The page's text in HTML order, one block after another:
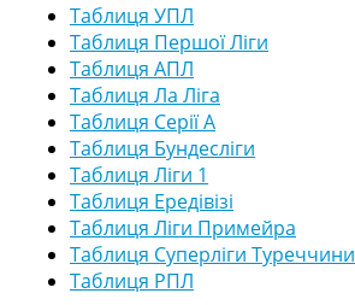
Таблиця УПЛ
Таблиця Першої Ліги
Таблиця АПЛ
Таблиця Ла Ліга
Таблиця Серії А
Таблиця Бундесліги
Таблиця Ліги 1
Таблиця Ередівізі
Таблиця Ліги Примейра
Таблиця Суперліги Туреччини
Таблиця РПЛ